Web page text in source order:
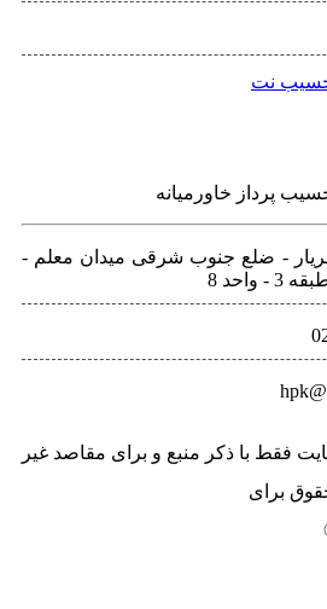
نت
پرداز خاورمیانه
- ضلع جنوب شرقی میدان معلم -
فقط با ذکر منبع و برای مقاصد غیر
برای